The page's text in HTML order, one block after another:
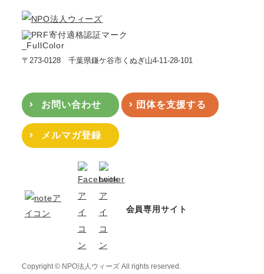
〒273-0128 千葉県鎌ケ谷市くぬぎ山4-11-28-101
お問い合わせ 団体を支援する
メルマガ登録
会員専用サイト
Copyright © NPO法人ウィーズ All rights reserved.